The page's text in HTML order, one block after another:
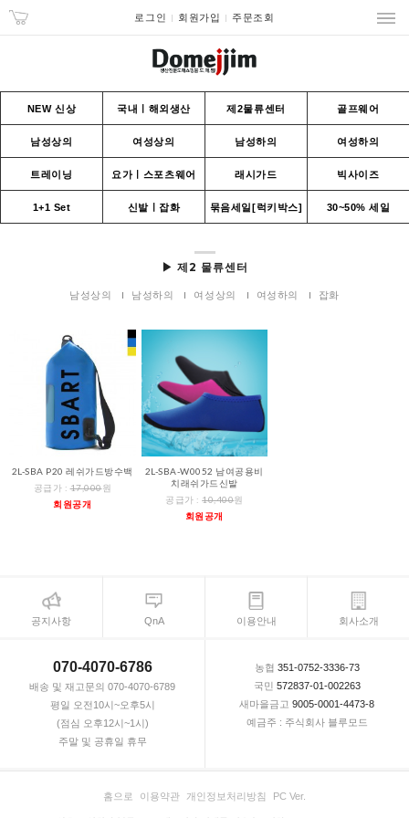
로그인 회원가입 주문조회
NEW 신상 국내ㅣ해외생산 제2물류센터 골프웨어
남성상의 여성상의 남성하의 여성하의
트레이닝 요가ㅣ스포츠웨어 래시가드 빅사이즈
1+1 Set 신발ㅣ잡화 묶음세일[럭키박스] 30~50% 세일
▶ 제2 물류센터
남성상의 남성하의 여성상의 여성하의 잡화
2L-SBA P20 레쉬가드방수백
공급가 :17,000원
회원공개
2L-SBA-W0052 남여공용비
치래쉬가드신발
공급가 :10,400원
회원공개
공지사항 QnA 이용안내 회사소개
070-4070-6786
배송 및 재고문의 070-4070-6789
평일 오전10시~오후5시
(점심 오후12시~1시)
주말 및 공휴일 휴무
농협 351-0752-3336-73
국민 572837-01-002263
새마을금고 9005-0001-4473-8
예금주 : 주식회사 블루모드
홈으로 이용약관 개인정보처리방침 PC Ver.